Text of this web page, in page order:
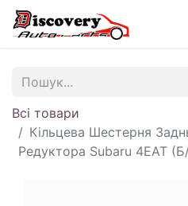
Всі товари
Кільцева Шестерня
Редуктора Subaru 4EAT